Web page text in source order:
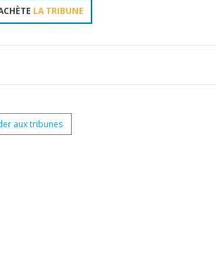
LA TRIBUNE
aux tribunes